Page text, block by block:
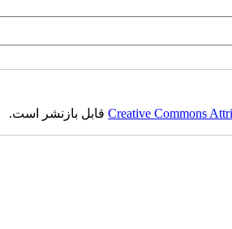
Creative Commonsقابل بازنشر است.